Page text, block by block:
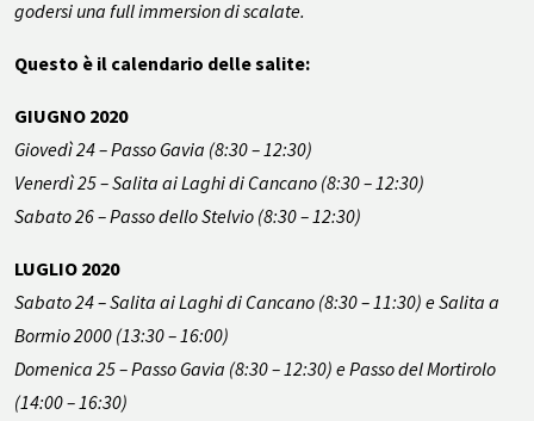
godersi una full immersion di scalate.
Questo è il calendario delle salite:
GIUGNO 2020
Giovedì 24 – Passo Gavia (8:30 – 12:30)
Venerdì 25 – Salita ai Laghi di Cancano (8:30 – 12:30)
Sabato 26 – Passo dello Stelvio (8:30 – 12:30)
LUGLIO 2020
Sabato 24 – Salita ai Laghi di Cancano (8:30 – 11:30) e Salita a
Bormio 2000 (13:30 – 16:00)
Domenica 25 – Passo Gavia (8:30 – 12:30) e Passo del Mortirolo
(14:00 – 16:30)